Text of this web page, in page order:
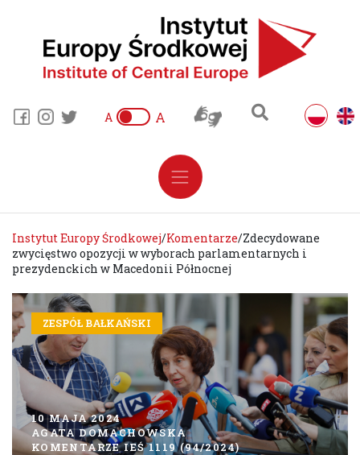
A A
Instytut Europy Środkowej/Komentarze/Zdecydowane
zwycięstwo opozycji w wyborach parlamentarnych i
prezydenckich w Macedonii Północnej
ZESPÓŁ BAŁKAŃSKI
10 MAJA 2024
AGATA DOMACHOWSKA
KOMENTARZE IEŚ 1119 (94/2024)